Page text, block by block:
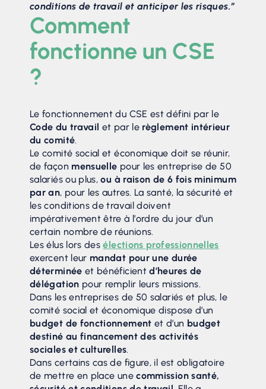
conditions de travail et anticiper les risques.”
Comment
fonctionne un CSE
?
Le fonctionnement du CSE est défini par le
Code du travail et par le règlement intérieur
du comité.
Le comité social et économique doit se réunir,
de façon mensuelle pour les entreprise de 50
salariés ou plus,ou à raison de 6 fois minimum
par an, pour les autres. La santé, la sécurité et
les conditions de travail doivent
impérativement être à l’ordre du jour d’un
certain nombre de réunions.
Les élus lors desélections professionnelles
exercent leur mandat pour une durée
déterminée et bénéficientd’heures de
délégation pour remplir leurs missions.
Dans les entreprises de 50 salariés et plus, le
comité social et économique dispose d’un
budget de fonctionnement et d’un budget
destiné au financement des activités
sociales et culturelles.
Dans certains cas de figure, il est obligatoire
de mettre en place unecommission santé,